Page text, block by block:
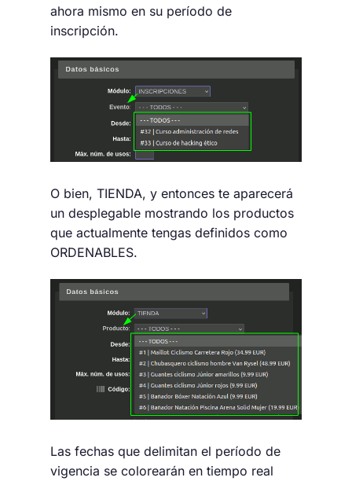
ahora mismo en su período de
inscripción.
O bien, TIENDA, y entonces te aparecerá
un desplegable mostrando los productos
que actualmente tengas definidos como
ORDENABLES.
Las fechas que delimitan el período de
vigencia se colorearán en tiempo real